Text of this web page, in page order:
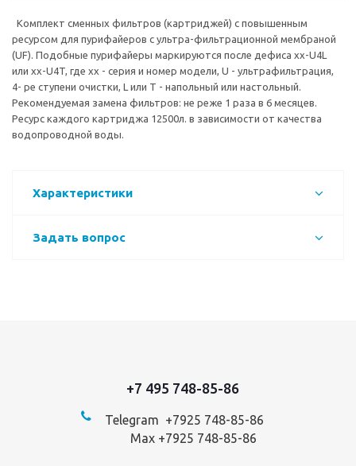
Комплект сменных фильтров (картриджей) с повышенным
ресурсом для пурифайеров с ультра-фильтрационной мембраной
(UF). Подобные пурифайеры маркируются после дефиса xx-U4L
или xx-U4T, где xx - серия и номер модели, U - ультрафильтрация,
4- ре ступени очистки, L или Т - напольный или настольный.
Рекомендуемая замена фильтров: не реже 1 раза в 6 месяцев.
Ресурс каждого картриджа 12500л. в зависимости от качества
водопроводной воды.
Характеристики
Задать вопрос
+7 495 748-85-86
Telegram +7925 748-85-86
Max +7925 748-85-86